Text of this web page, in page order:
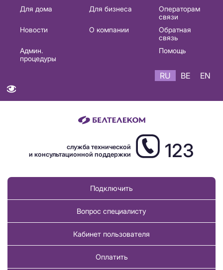
Основная
навигация
Для дома Для бизнеса
Операторам
связи
Новости
О компании
Обратная
связь
Админ.
процедуры
Помощь
RU BE EN
служба технической
и консультационной поддержки
123
Подключить
Вопрос специалисту
Кабинет пользователя
Оплатить